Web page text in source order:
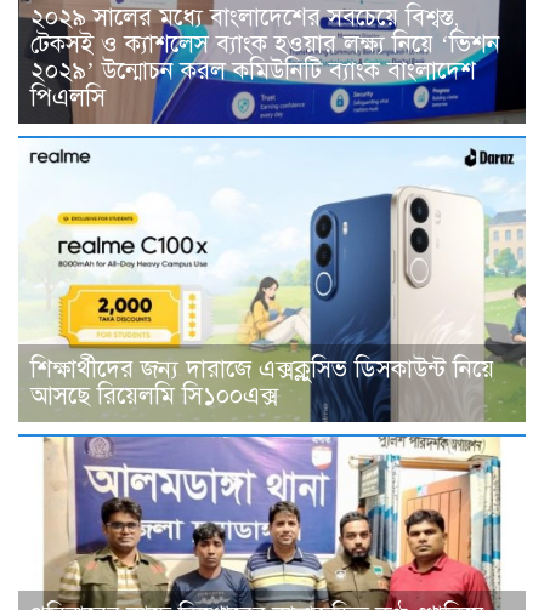
২০২৯ সালের মধ্যে বাংলাদেশের সবচেয়ে বিশ্বস্ত,
টেকসই ও ক্যাশলেস ব্যাংক হওয়ার লক্ষ্য নিয়ে ‘ভিশন
২০২৯’ উন্মোচন করল কমিউনিটি ব্যাংক বাংলাদেশ
পিএলসি
শিক্ষার্থীদের জন্য দারাজে এক্সক্লুসিভ ডিসকাউন্ট নিয়ে
আসছে রিয়েলমি সি১০০এক্স